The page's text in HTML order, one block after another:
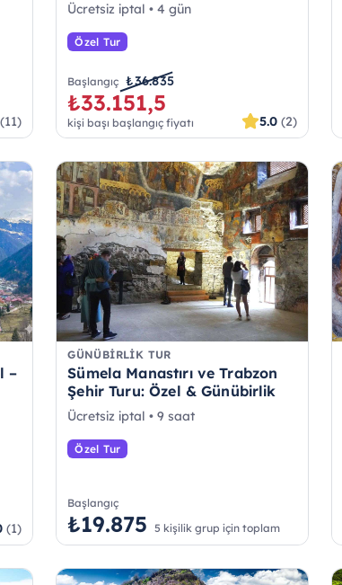
(11)
Ücretsiz iptal • 4 gün
Özel Tur
Başlangıç ₺36.835
₺33.151,5
kişi başı başlangıç fiyatı 5.0 (2)
–
(1)
GÜNÜBIRLIK TUR
Sümela Manastırı ve Trabzon
Şehir Turu: Özel & Günübirlik
Ücretsiz iptal • 9 saat
Özel Tur
Başlangıç
₺19.875 5 kişilik grup için toplam